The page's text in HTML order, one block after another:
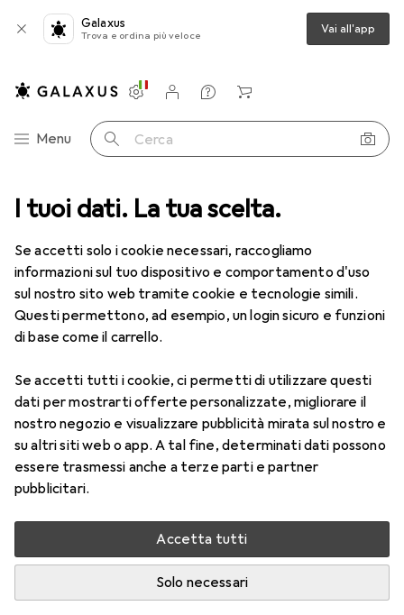
I tuoi dati. La tua scelta.
Se accetti solo i cookie necessari, raccogliamo
informazioni sul tuo dispositivo e comportamento d'uso
sul nostro sito web tramite cookie e tecnologie simili.
Questi permettono, ad esempio, un login sicuro e funzioni
di base come il carrello.
Se accetti tutti i cookie, ci permetti di utilizzare questi
dati per mostrarti offerte personalizzate, migliorare il
nostro negozio e visualizzare pubblicità mirata sul nostro e
su altri siti web o app. A tal fine, determinati dati possono
essere trasmessi anche a terze parti e partner
pubblicitari.
Accetta tutti
Solo necessari
Galaxus
Trova e ordina più veloce Vai all'app
Categoria Navigazione
Menu Cerca
Impostazioni
Conto cliente
Liste di confronto
Liste dei desideri
Carrello
Lenti a contatto Air Optix più HydraGlyde per l'astigmatismo
1 Immagine
Air Optix più HydraGlyde per
-3, Obiettivo mensile, 6 pz., Torico
Prezzo in EUR IVA incl.
EUR
53,58 EUR
8,93/1pz.
Consegna tra lun, 17/8 e mer, 19/8
Più di 10 pezzi in stock presso il fornitore